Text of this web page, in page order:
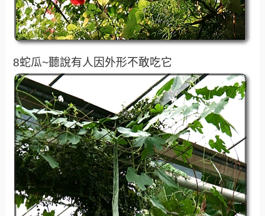
8蛇瓜~聽說有人因外形不敢吃它